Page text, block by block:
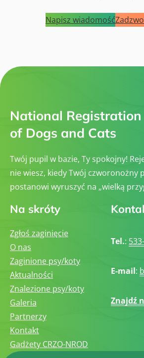
Napisz wiadomość
National Registration
of Dogs and Cats
Twój pupil w bazie, Ty spokojny!
nie wiesz, kiedy Twój czworonożny
postanowi wyruszyć na „wielką
Na skróty
Zgłoś zaginięcie
O nas
Zaginione psy/koty
Aktualności
Znalezione psy/koty
Galeria
Partnerzy
Kontakt
Gadżety CRZO-NROD
Tel.:
E-mail:
Znajdź